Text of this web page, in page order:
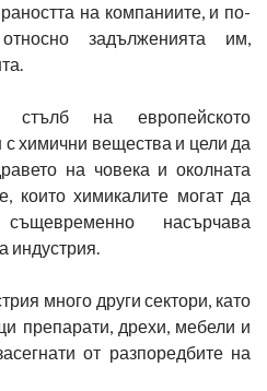
на компаниите, и по-
задълженията им,
стълб на европейското
с химични вещества и цели да
на човека и околната
които химикалите могат да
насърчава
индустрия.
много други сектори, като
препарати, дрехи, мебели и
от разпоредбите на